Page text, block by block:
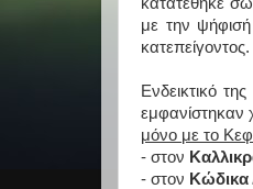
με την
κατεπείγοντος.
Ενδεικτικό
εμφανίστηκαν
μόνο με το
- στον
- στον